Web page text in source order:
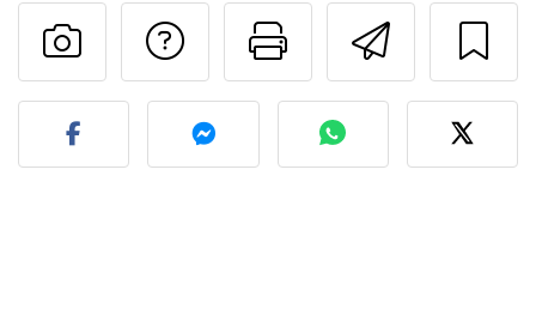
Imprimer
Poser une
Publier votre photo de